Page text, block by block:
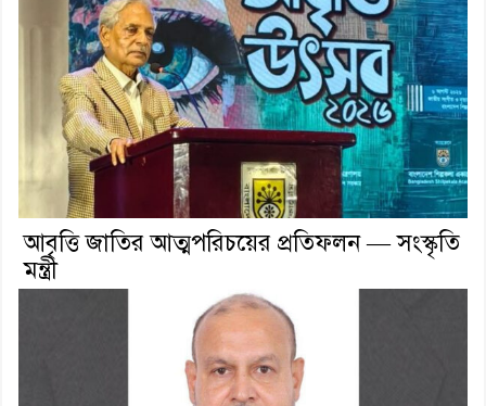
আবৃত্তি জাতির আত্মপরিচয়ের প্রতিফলন — সংস্কৃতি
মন্ত্রী